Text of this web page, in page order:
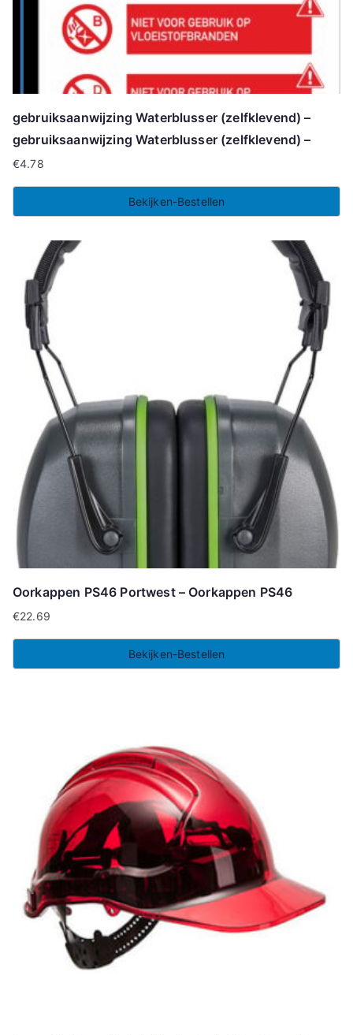
gebruiksaanwijzing Waterblusser (zelfklevend) –
gebruiksaanwijzing Waterblusser (zelfklevend) –
€4.78
Bekijken-Bestellen
Oorkappen PS46 Portwest – Oorkappen PS46
€22.69
Bekijken-Bestellen